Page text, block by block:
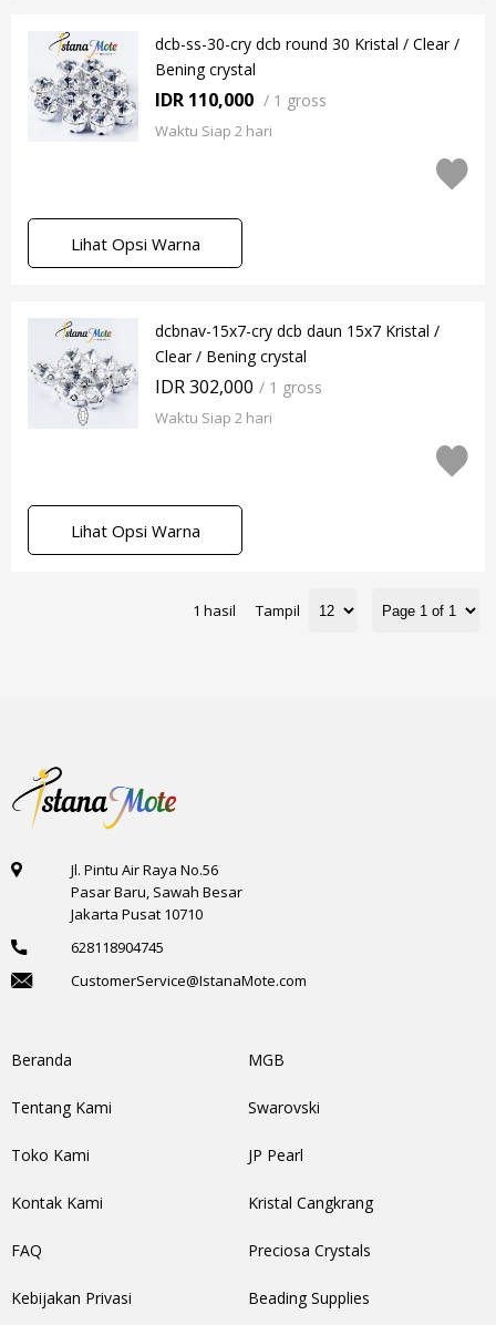
dcb-ss-30-cry dcb round 30 Kristal / Clear /
Bening crystal
IDR 110,000 / 1 gross
Waktu Siap 2 hari
Lihat Opsi Warna
dcbnav-15x7-cry dcb daun 15x7 Kristal /
Clear / Bening crystal
IDR 302,000 / 1 gross
Waktu Siap 2 hari
Lihat Opsi Warna
1 hasil Tampil
Jl. Pintu Air Raya No.56
Pasar Baru, Sawah Besar
Jakarta Pusat 10710
628118904745
CustomerService@IstanaMote.com
Beranda
Tentang Kami
Toko Kami
Kontak Kami
FAQ
Kebijakan Privasi
MGB
Swarovski
JP Pearl
Kristal Cangkrang
Preciosa Crystals
Beading Supplies